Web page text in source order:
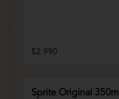
$2.990
Sprite Original 350ml